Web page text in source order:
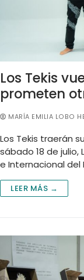
Los Tekis
prometen
MARÍA EMILIA LOBO
Los Tekis traerán
sábado 18 de julio,
e Internacional del
LEER MÁS →